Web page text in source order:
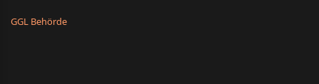
GGL Behörde